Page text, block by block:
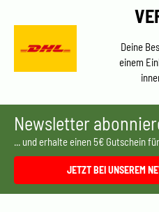
Deine
einem
Newsletter
... und erhalte einen 5€ Gutschein
JETZT BEI UNSEREM